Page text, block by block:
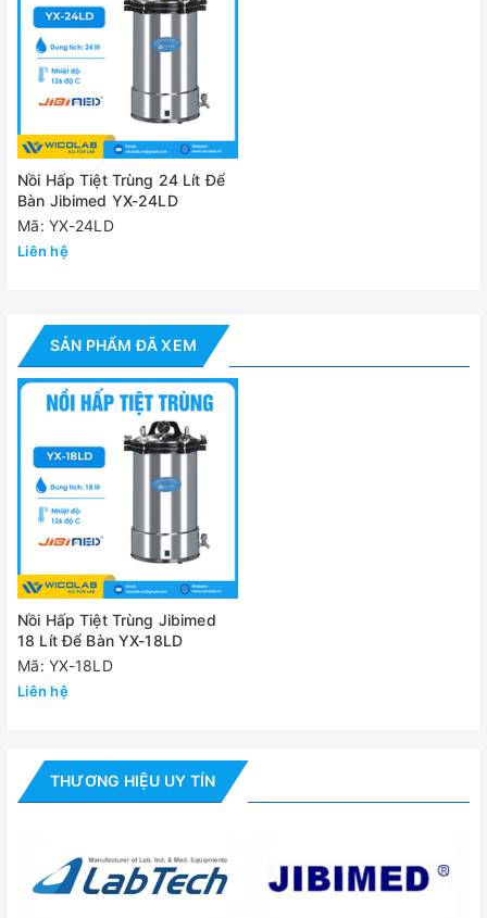
Buồng hấp
Áp suất làm việc
Nhiệt độ tối đa
Áp suất tối đa
Sai số nhiệt độ
chuyển（mm）
Khối lượng
G.W/N.W
Đánh giá
Nồi Hấp Tiệt Trùng 24 Lít Để
Bàn Jibimed YX-24LD
Mã: YX-24LD
Liên hệ
SẢN PHẨM ĐÃ XEM
Nồi Hấp Tiệt Trùng Jibimed
18 Lít Để Bàn YX-18LD
Mã: YX-18LD
Liên hệ
THƯƠNG HIỆU UY TÍN